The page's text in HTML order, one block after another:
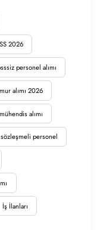
2026
personel alımı
alımı 2026
mühendis alımı
sözleşmeli personel
İş İlanları